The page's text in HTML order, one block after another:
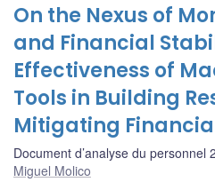
On the Nexus of
and Financial
Effectiveness of
Tools in Building
Mitigating
Document d’analyse du personnel
Miguel Molico